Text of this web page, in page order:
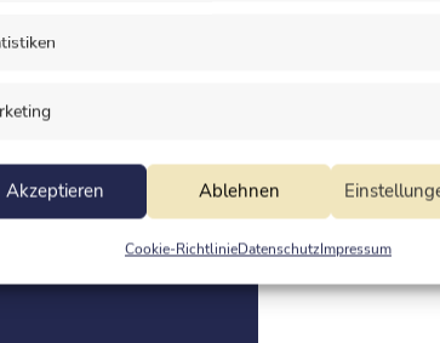
Akzeptieren Ablehnen
Cookie-RichtlinieDatenschutzImpressum
Club und erfragen, ob diese